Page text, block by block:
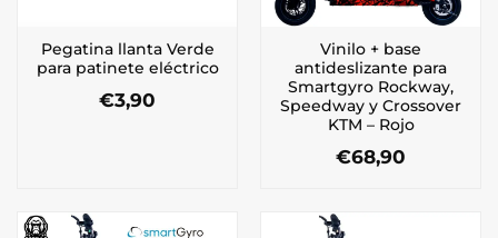
Pegatina llanta Verde
para patinete eléctrico
€3,90
Vinilo + base
antideslizante para
Smartgyro Rockway,
Speedway y Crossover
KTM – Rojo
€68,90